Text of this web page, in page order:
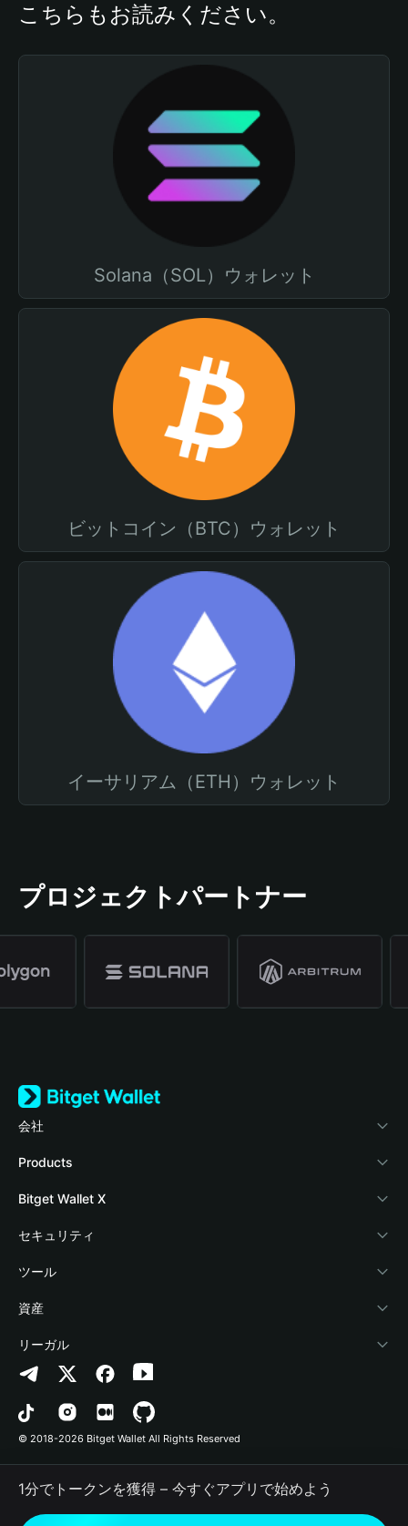
こちらもお読みください。
Solana（SOL）ウォレット
ビットコイン（BTC）ウォレット
イーサリアム（ETH）ウォレット
プロジェクトパートナー
会社
Bitget Walletについて
ブログ
アカデミー
暗号資産ニュース
Help Center
お問い合わせ
ブランドリソース
キャリア
Products
Crypto Card
Stablecoin Earn
Payfi Crypto
Crypto Swap API
Altcoin Season Index
Prediction Markets
DApp
RWA
Bitget Wallet X
デベロッパー
ウォレットを接続
Bitget Wallet Pay
プロジェクトを掲載
セキュリティ
保護基金
セキュリティ技術
ツール
暗号資産を購入
認証検出
コントラクト検出
一括送金
資産
Arbitrum
Avalanche
Bitcoin
Polygon
リーガル
プライバシーポリシー
利用規約
© 2018-2026 Bitget Wallet All Rights Reserved
1分でトークンを獲得 – 今すぐアプリで始めよう